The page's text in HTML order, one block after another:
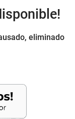
eliminado